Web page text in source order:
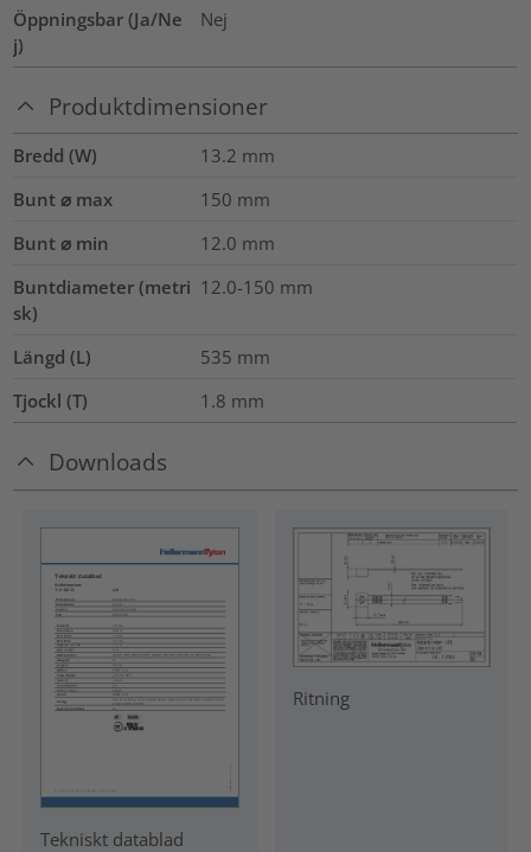
Öppningsbar (Ja/Ne
j)
Nej
Produktdimensioner
Bredd (W) 13.2 mm
Bunt ⌀ max
150 mm
Bunt ⌀ min
12.0 mm
Buntdiameter (metri
sk)
12.0-150 mm
Längd (L) 535 mm
Tjockl (T)
1.8 mm
Downloads
Tekniskt datablad
Ritning